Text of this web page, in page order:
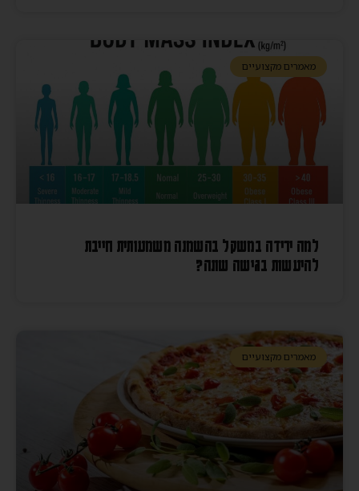
מאמרים מקצועיים
למה ירידה במשקל בהשמנה משמעותית חייבת
להיעשות בגישה שונה?
מאמרים מקצועיים